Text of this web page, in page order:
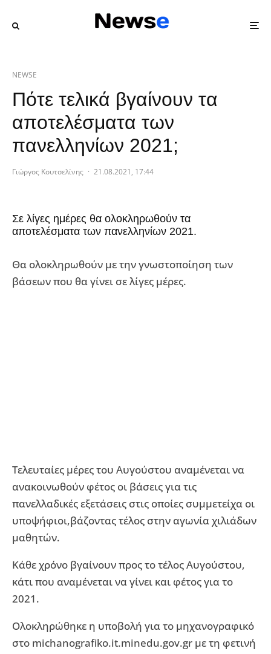
NEWSE
Πότε τελικά βγαίνουν τα
αποτελέσματα των
πανελληνίων 2021;
Γιώργος Κουτσελίνης · 21.08.2021, 17:44
Σε λίγες ημέρες θα ολοκληρωθούν τα
αποτελέσματα των πανελληνίων 2021.
Θα ολοκληρωθούν με την γνωστοποίηση των
βάσεων που θα γίνει σε λίγες μέρες.
Τελευταίες μέρες του Αυγούστου αναμένεται να
ανακοινωθούν φέτος οι βάσεις για τις
πανελλαδικές εξετάσεις στις οποίες συμμετείχα οι
υποψήφιοι,βάζοντας τέλος στην αγωνία χιλιάδων
μαθητών.
Κάθε χρόνο βγαίνουν προς το τέλος Αυγούστου,
κάτι που αναμένεται να γίνει και φέτος για το
2021.
Ολοκληρώθηκε η υποβολή για το μηχανογραφικό
στο michanografiko.it.minedu.gov.gr με τη φετινή